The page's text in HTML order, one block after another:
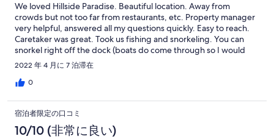
come for food if they smell you cooking. That was also a
highlight of our trip as our children really missed their own pets
while being gone. On that note if you are not a fan of dogs no
worries. Don’t feed them and they won’t stay. My only
suggestions for future renters is if possible do not use the
electric dryer or stove top. In Roatan the electric is very
are responsible for electric at this property like almost all the
owners. Please don’t miss out an an opportunity to stay here as it
was the highlight of our trip. Thank you again to Sherri, Brian,
and Ty for making this one of our best family vacations ever!
We loved Hillside Paradise. Beautiful location. Away from
crowds but not too far from restaurants, etc. Property manager
very helpful, answered all my questions quickly. Easy to reach.
Caretaker was great. Took us fishing and snorkeling. You can
snorkel right off the dock (boats do come through so I would
bring a diving flag if I went back). You can walk down the beach
and fish on the flats. Pool was refreshing, hammocks relaxing.
House was very comfortable. Kitchen well stocked. We kept the
2022 年 4 月に 7 泊滞在
0
宿泊者限定の口コミ
10/10 (非常に良い)